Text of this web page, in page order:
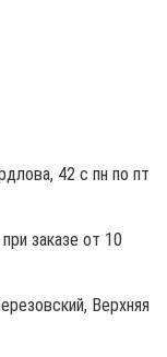
42 с пн по пт
заказе от 10
Верхняя